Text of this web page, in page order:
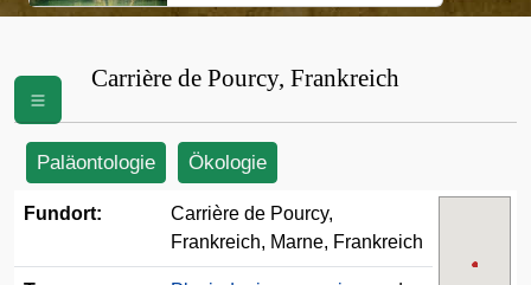
Carrière de Pourcy, Frankreich
Paläontologie Ökologie
Fundort:
Carrière de Pourcy,
Frankreich, Marne, Frankreich